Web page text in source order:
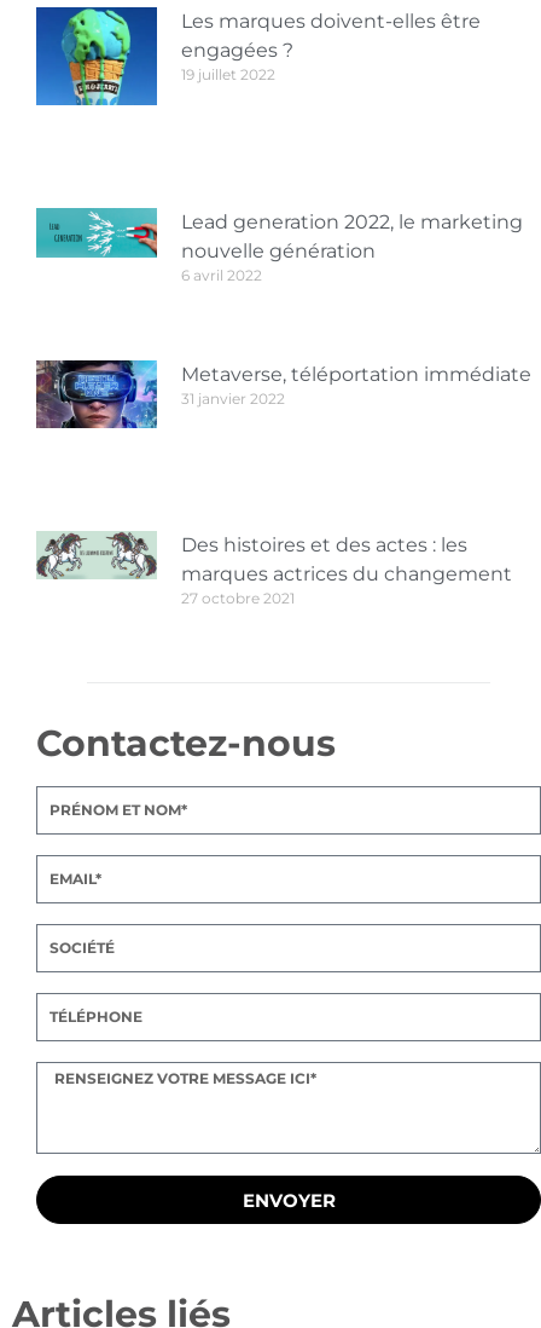
Les marques doivent-elles être
engagées ?
19 juillet 2022
Lead generation 2022, le marketing
nouvelle génération
6 avril 2022
Metaverse, téléportation immédiate
31 janvier 2022
Des histoires et des actes : les
marques actrices du changement
27 octobre 2021
Contactez-nous
ENVOYER
Articles liés